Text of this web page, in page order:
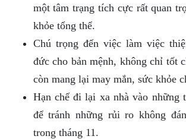
một tâm trạng tích cực rất quan
khỏe tổng thể.
Chú trọng đến việc làm việc
đức cho bản mệnh, không chỉ tốt
còn mang lại may mắn, sức khỏe
Hạn chế đi lại xa nhà vào những
để tránh những rủi ro không
trong tháng 11.